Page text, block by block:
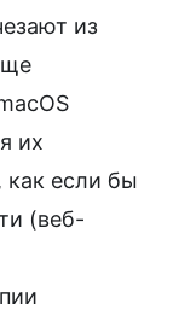
из
их
если бы
(веб-